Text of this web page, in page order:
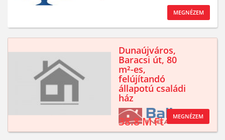
MEGNÉZEM
Dunaújváros,
Baracsi út, 80
m²-es,
felújítandó
állapotú családi
ház
38.8 M Ft MEGNÉZEM